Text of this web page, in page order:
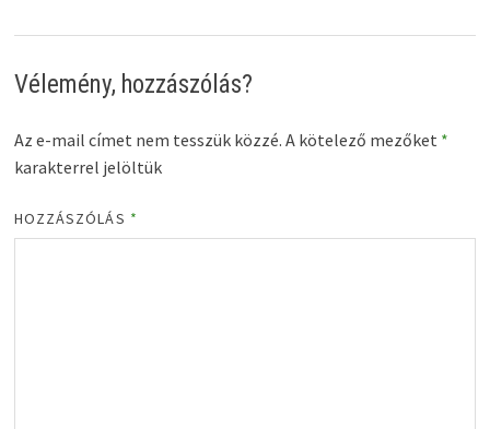
Vélemény, hozzászólás?
Az e-mail címet nem tesszük közzé. A kötelező mezőket *
karakterrel jelöltük
HOZZÁSZÓLÁS *